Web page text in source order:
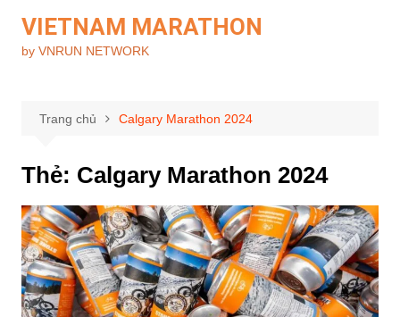
phần
VIETNAM MARATHON
by VNRUN NETWORK
Trang chủ Calgary Marathon 2024
Thẻ: Calgary Marathon 2024